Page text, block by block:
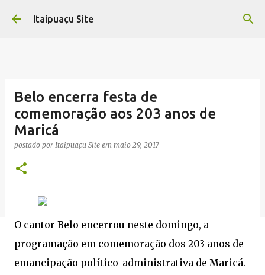
Pular para o conteúdo principal
Itaipuaçu Site
Belo encerra festa de
comemoração aos 203 anos de
Maricá
postado por Itaipuaçu Site em maio 29, 2017
O cantor Belo encerrou neste domingo, a
programação em comemoração dos 203 anos de
emancipação político-administrativa de Maricá.